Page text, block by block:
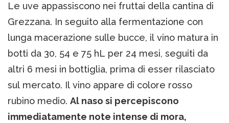
Le uve appassiscono nei fruttai della cantina di
Grezzana. In seguito alla fermentazione con
lunga macerazione sulle bucce, il vino matura in
botti da 30, 54 e 75 hL per 24 mesi, seguiti da
altri 6 mesi in bottiglia, prima di esser rilasciato
sul mercato. Il vino appare di colore rosso
rubino medio. Al naso si percepiscono
immediatamente note intense di mora,